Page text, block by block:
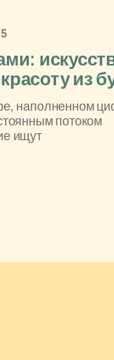
из
наполненном
потоком
ищут